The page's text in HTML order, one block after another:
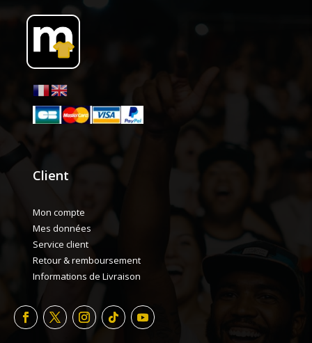
Client
Mon compte
Mes données
Service client
Retour & remboursement
Informations de Livraison